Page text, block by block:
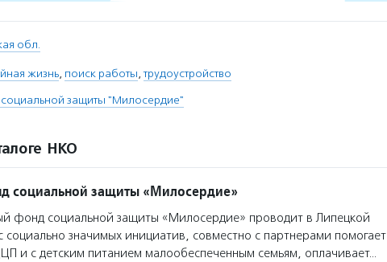
обл.
жизнь, поиск работы,трудоустройство
защиты "Милосердие"
НКО
социальной защиты «Милосердие»
фонд социальной защиты «Милосердие» проводит в Липецкой
социально значимых инициатив, совместно с партнерами помогает
и с детским питанием малообеспеченным семьям, оплачивает…